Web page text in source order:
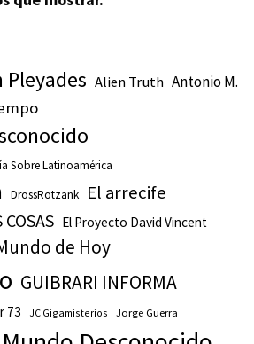
Pleyades Alien Truth Antonio M.
Sobre Latinoamérica
DrossRotzank El arrecife
El Proyecto David Vincent
de Hoy
GUIBRARI INFORMA
73 JC Gigamisterios Jorge Guerra